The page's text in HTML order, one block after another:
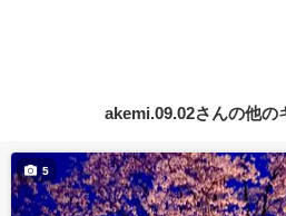
akemi.09.02さんの他の
5